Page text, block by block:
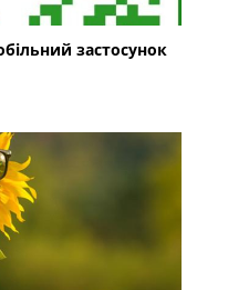
застосунок